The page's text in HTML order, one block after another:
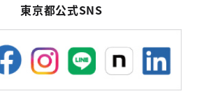
東京都公式SNS